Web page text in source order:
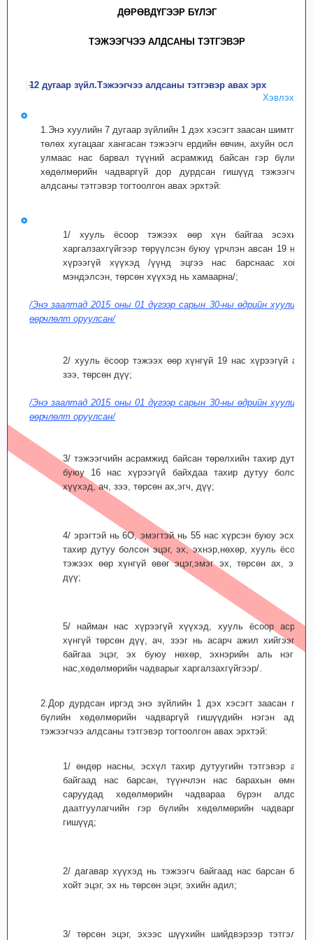
ДӨРӨВДҮГЭЭР БҮЛЭГ
ТЭЖЭЭГЧЭЭ АЛДСАНЫ ТЭТГЭВЭР
12 дугаар зүйл.Тэжээгчээ алдсаны тэтгэвэр авах эрх
Хэвлэх
1.Энэ хуулийн 7 дугаар зүйлийн 1 дэх хэсэгт заасан шимтгэл
төлөх хугацааг хангасан тэжээгч ердийн өвчин, ахуйн ослын
улмаас нас барвал түүний асрамжид байсан гэр бүлийн
хөдөлмөрийн чадваргүй дор дурдсан гишүүд тэжээгчээ
алдсаны тэтгэвэр тогтоолгон авах эрхтэй:
1/ хууль ёсоор тэжээх өөр хүн байгаа эсэхийг
харгалзахгүйгээр төрүүлсэн буюу үрчлэн авсан 19 нас
хүрээгүй хүүхэд /үүнд эцгээ нас барснаас хойш
мэндэлсэн, төрсөн хүүхэд нь хамаарна/;
/Энэ заалтад 2015 оны 01 дүгээр сарын 30-ны өдрийн хуулиар
өөрчлөлт оруулсан/
2/ хууль ёсоор тэжээх өөр хүнгүй 19 нас хүрээгүй ач,
зээ, төрсөн дүү;
/Энэ заалтад 2015 оны 01 дүгээр сарын 30-ны өдрийн хуулиар
өөрчлөлт оруулсан/
3/ тэжээгчийн асрамжид байсан төрөлхийн тахир дутуу
буюу 16 нас хүрээгүй байхдаа тахир дутуу болсон
хүүхэд, ач, зээ, төрсөн ах,эгч, дүү;
4/ эрэгтэй нь 6О, эмэгтэй нь 55 нас хүрсэн буюу эсхүл
тахир дутуу болсон эцэг, эх, эхнэр,нөхөр, хууль ёсоор
тэжээх өөр хүнгүй өвөг эцэг,эмэг эх, төрсөн ах, эгч,
дүү;
5/ найман нас хүрээгүй хүүхэд, хууль ёсоор асрах
хүнгүй төрсөн дүү, ач, зээг нь асарч ажил хийгээгүй
байгаа эцэг, эх буюу нөхөр, эхнэрийн аль нэг /
нас,хөдөлмөрийн чадварыг харгалзахгүйгээр/.
2.Дор дурдсан иргэд энэ зүйлийн 1 дэх хэсэгт заасан гэр
бүлийн хөдөлмөрийн чадваргүй гишүүдийн нэгэн адил
тэжээгчээ алдсаны тэтгэвэр тогтоолгон авах эрхтэй:
1/ өндөр насны, эсхүл тахир дутуугийн тэтгэвэр авч
байгаад нас барсан, түүнчлэн нас барахын өмнөх
саруудад хөдөлмөрийн чадвараа бүрэн алдсан
даатгуулагчийн гэр бүлийн хөдөлмөрийн чадваргүй
гишүүд;
2/ дагавар хүүхэд нь тэжээгч байгаад нас барсан бол
хойт эцэг, эх нь төрсөн эцэг, эхийн адил;
3/ төрсөн эцэг, эхээс шүүхийн шийдвэрээр тэтгэлэг